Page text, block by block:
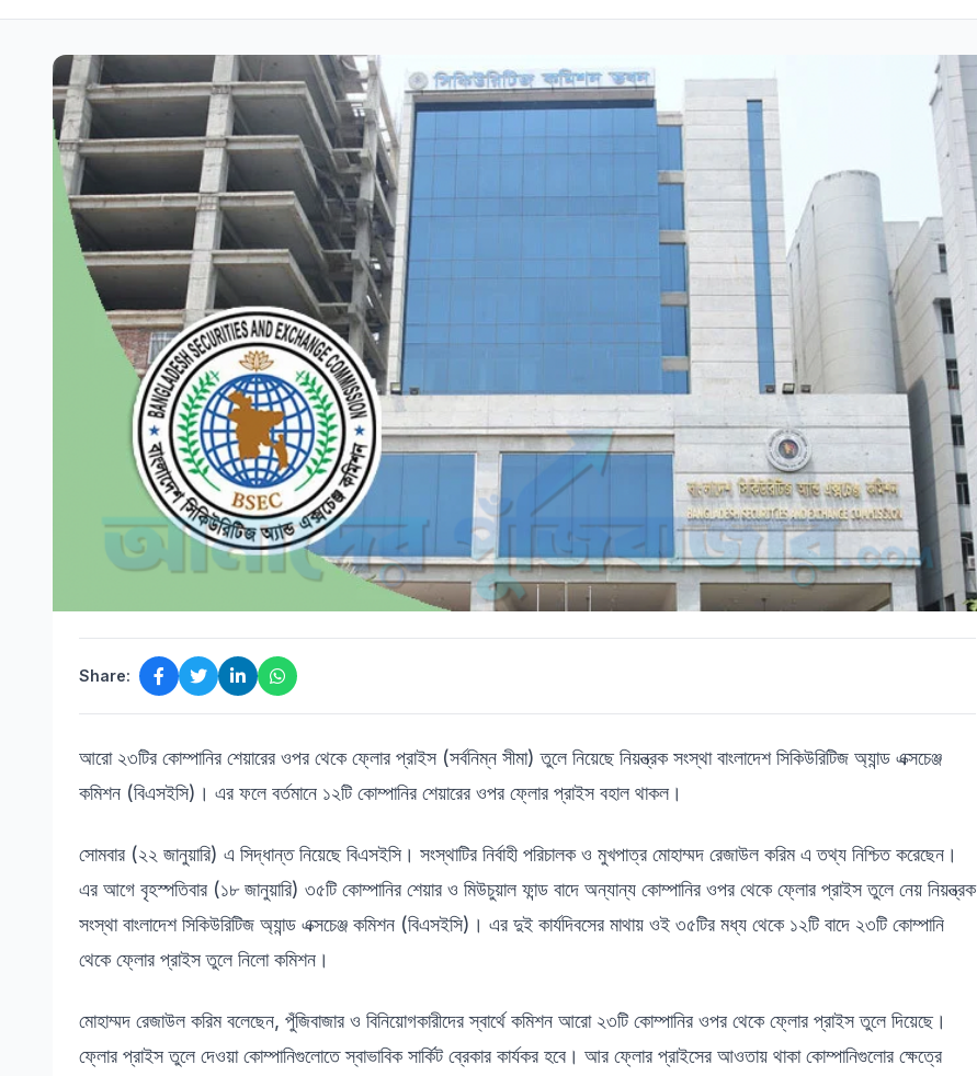
Share:
আরো ২৩টির কোম্পানির শেয়ারের ওপর থেকে ফ্লোর প্রাইস (সর্বনিম্ন সীমা) তুলে নিয়েছে নিয়ন্ত্রক সংস্থা বাংলাদেশ সিকিউরিটিজ অ্যান্ড এক্সচেঞ্জ
কমিশন (বিএসইসি)। এর ফলে বর্তমানে ১২টি কোম্পানির শেয়ারের ওপর ফ্লোর প্রাইস বহাল থাকল।
সোমবার (২২ জানুয়ারি) এ সিদ্ধান্ত নিয়েছে বিএসইসি। সংস্থাটির নির্বাহী পরিচালক ও মুখপাত্র মোহাম্মদ রেজাউল করিম এ তথ্য নিশ্চিত করেছেন।
এর আগে বৃহস্পতিবার (১৮ জানুয়ারি) ৩৫টি কোম্পানির শেয়ার ও মিউচুয়াল ফান্ড বাদে অন্যান্য কোম্পানির ওপর থেকে ফ্লোর প্রাইস তুলে নেয় নিয়ন্ত্রক
সংস্থা বাংলাদেশ সিকিউরিটিজ অ্যান্ড এক্সচেঞ্জ কমিশন (বিএসইসি)। এর দুই কার্যদিবসের মাথায় ওই ৩৫টির মধ্য থেকে ১২টি বাদে ২৩টি কোম্পানি
থেকে ফ্লোর প্রাইস তুলে নিলো কমিশন।
মোহাম্মদ রেজাউল করিম বলেছেন, পুঁজিবাজার ও বিনিয়োগকারীদের স্বার্থে কমিশন আরো ২৩টি কোম্পানির ওপর থেকে ফ্লোর প্রাইস তুলে দিয়েছে।
ফ্লোর প্রাইস তুলে দেওয়া কোম্পানিগুলোতে স্বাভাবিক সার্কিট ব্রেকার কার্যকর হবে। আর ফ্লোর প্রাইসের আওতায় থাকা কোম্পানিগুলোর ক্ষেত্রে